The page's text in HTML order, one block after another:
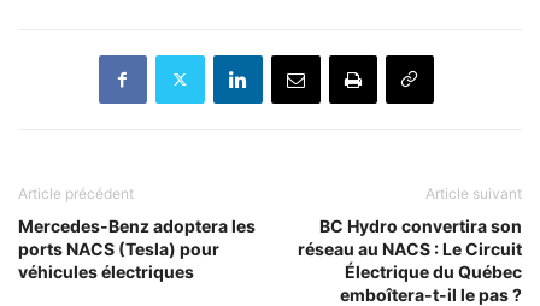
Article précédent
Mercedes-Benz adoptera les
ports NACS (Tesla) pour
véhicules électriques
Article suivant
BC Hydro convertira son
réseau au NACS : Le Circuit
Électrique du Québec
emboîtera-t-il le pas ?